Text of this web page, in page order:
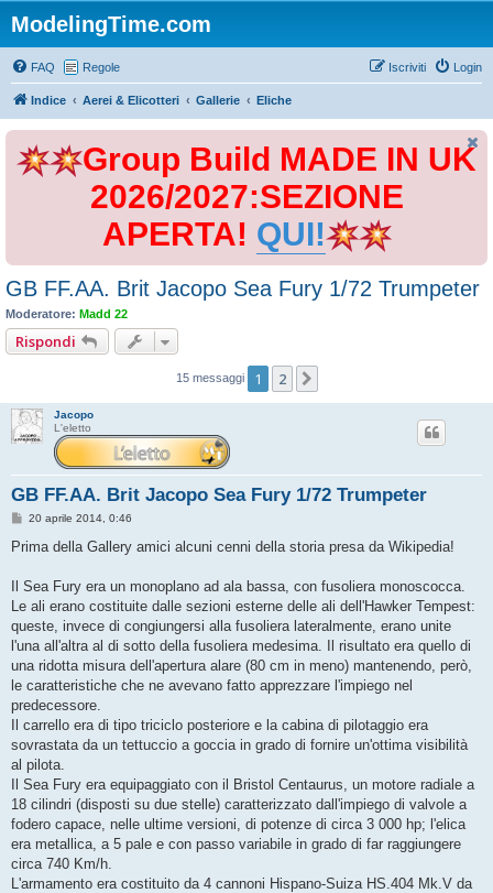
ModelingTime.com
FAQ Regole Login
Iscriviti
Indice Aerei & Elicotteri Gallerie Eliche
Group Build MADE IN UK
2026/2027:SEZIONE
APERTA! QUI!
GB FF.AA. Brit Jacopo Sea Fury 1/72 Trumpeter
Moderatore: Madd 22
Rispondi
15 messaggi 1 2
Jacopo
L'eletto
GB FF.AA. Brit Jacopo Sea Fury 1/72 Trumpeter
M
s
g
i
o
20 aprile 2014, 0:46
Prima della Gallery amici alcuni cenni della storia presa da Wikipedia!
Il Sea Fury era un monoplano ad ala bassa, con fusoliera monoscocca.
Le ali erano costituite dalle sezioni esterne delle ali dell'Hawker Tempest:
queste, invece di congiungersi alla fusoliera lateralmente, erano unite
l'una all'altra al di sotto della fusoliera medesima. Il risultato era quello di
una ridotta misura dell'apertura alare (80 cm in meno) mantenendo, però,
le caratteristiche che ne avevano fatto apprezzare l'impiego nel
predecessore.
Il carrello era di tipo triciclo posteriore e la cabina di pilotaggio era
sovrastata da un tettuccio a goccia in grado di fornire un'ottima visibilità
al pilota.
Il Sea Fury era equipaggiato con il Bristol Centaurus, un motore radiale a
18 cilindri (disposti su due stelle) caratterizzato dall'impiego di valvole a
fodero capace, nelle ultime versioni, di potenze di circa 3 000 hp; l'elica
era metallica, a 5 pale e con passo variabile in grado di far raggiungere
circa 740 Km/h.
L'armamento era costituito da 4 cannoni Hispano-Suiza HS.404 Mk.V da